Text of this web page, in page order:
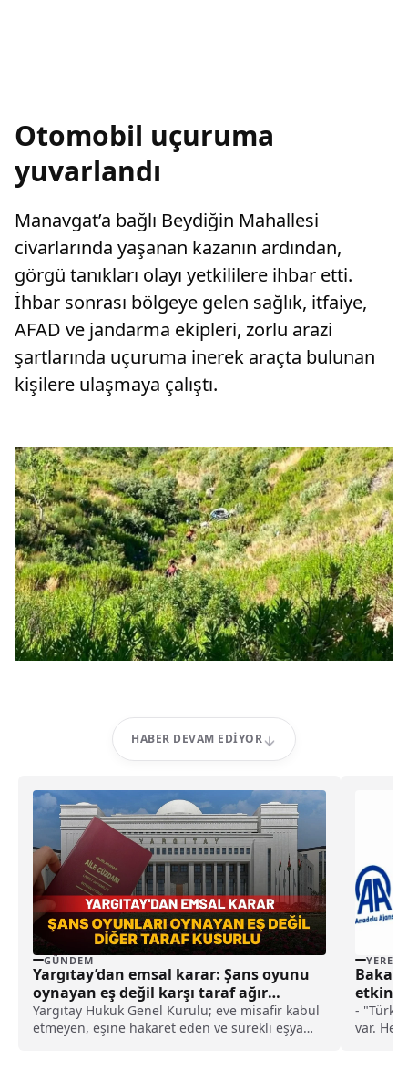
Otomobil uçuruma
yuvarlandı
Manavgat’a bağlı Beydiğin Mahallesi
civarlarında yaşanan kazanın ardından,
görgü tanıkları olayı yetkililere ihbar etti.
İhbar sonrası bölgeye gelen sağlık, itfaiye,
AFAD ve jandarma ekipleri, zorlu arazi
şartlarında uçuruma inerek araçta bulunan
kişilere ulaşmaya çalıştı.
HABER DEVAM EDIYOR
GÜNDEM
Yargıtay’dan emsal karar: Şans oyunu
oynayan eş değil karşı taraf ağır
kusurlu sayıldı
Yargıtay Hukuk Genel Kurulu; eve misafir kabul
etmeyen, eşine hakaret eden ve sürekli eşya
YEREL
Bakan
-
var.